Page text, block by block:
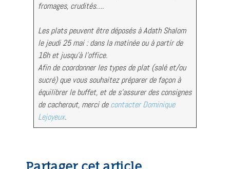
fromages, crudités….
Les plats peuvent être déposés à Adath Shalom
le jeudi 25 mai : dans la matinée ou à partir de
16h et jusqu’à l’office.
Afin de coordonner les types de plat (salé et/ou
sucré) que vous souhaitez préparer de façon à
équilibrer le buffet, et de s’assurer des consignes
de cacherout, merci decontacter Dominique
Lejoyeux.